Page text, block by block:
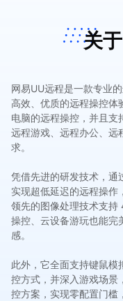
关
网易UU远程是一款专业
高效、优质的远程操控体
电脑的远程操控，并且支
远程游戏、远程办公、远
求。
凭借先进的研发技术，通
实现超低延迟的远程操作
领先的图像处理技术支
操控、云设备游玩也能完
感。
此外，它全面支持键鼠模
控方式，并深入游戏场景
控方案，实现零配置门槛